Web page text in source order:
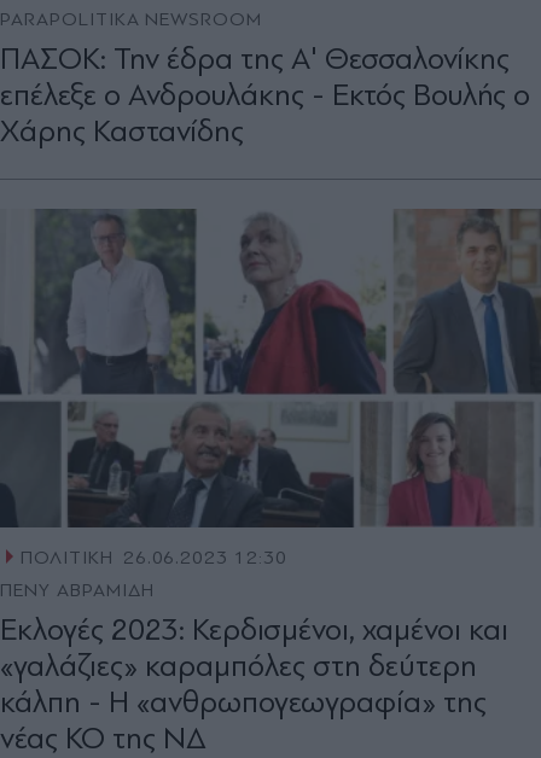
PARAPOLITIKA NEWSROOM
ΠΑΣΟΚ: Την έδρα της Α' Θεσσαλονίκης
επέλεξε ο Ανδρουλάκης - Εκτός Βουλής ο
Χάρης Καστανίδης
ΠΟΛΙΤΙΚΗ
26.06.2023 12:30
ΠΕΝΥ ΑΒΡΑΜΙΔΗ
Εκλογές 2023: Κερδισμένοι, χαμένοι και
«γαλάζιες» καραμπόλες στη δεύτερη
κάλπη - Η «ανθρωπογεωγραφία» της
νέας ΚΟ της ΝΔ